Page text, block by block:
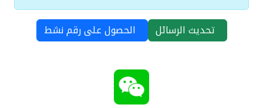
تحديث الرسائل الحصول على رقم نشط